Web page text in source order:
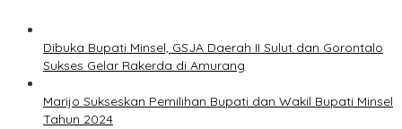
Dibuka Bupati Minsel, GSJA Daerah II Sulut dan Gorontalo
Sukses Gelar Rakerda di Amurang
Marijo Sukseskan Pemilihan Bupati dan Wakil Bupati Minsel
Tahun 2024